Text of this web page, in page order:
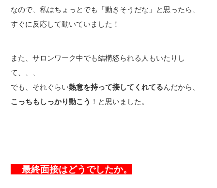
なので、私はちょっとでも「動きそうだな」と思ったら、
すぐに反応して動いていました！
また、サロンワーク中でも結構怒られる人もいたりし
て、、、
でも、それぐらい熱意を持って接してくれてるんだから、
こっちもしっかり動こう ！と思いました。
最終面接はどうでしたか。